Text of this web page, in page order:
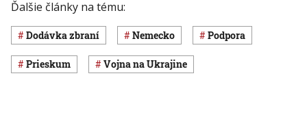
Ďalšie články na tému:
dodávka zbraní Nemecko podpora
prieskum vojna na Ukrajine